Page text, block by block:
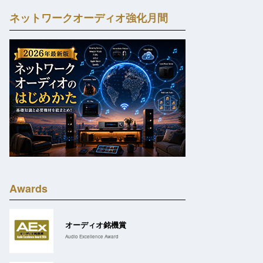
ネットワークオーディオ強化月間
Awards
オーディオ銘機賞
Audio Excellence Award